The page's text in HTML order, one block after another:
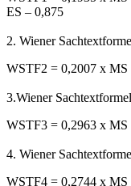
ES – 0,875
2. Wiener
WSTF2 = 0,2007 x
3.Wiener
WSTF3 = 0,2963 x MS
4. Wiener
WSTF4 = 0,2744 x